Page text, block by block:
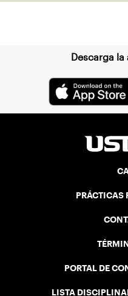
Descarga
PRÁCTICAS
PORTAL DE
LISTA